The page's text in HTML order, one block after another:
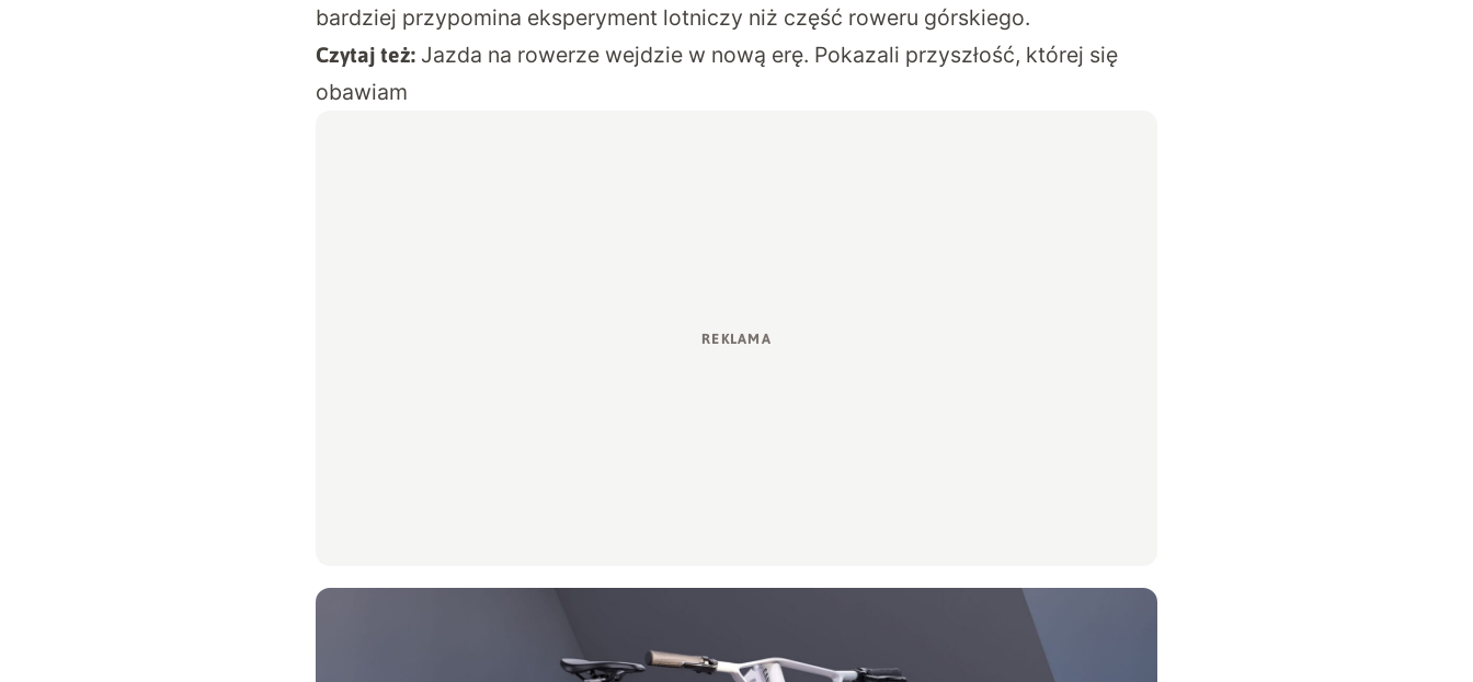
bardziej przypomina eksperyment lotniczy niż część roweru górskiego.
Czytaj też: Jazda na rowerze wejdzie w nową erę. Pokazali przyszłość, której się
obawiam